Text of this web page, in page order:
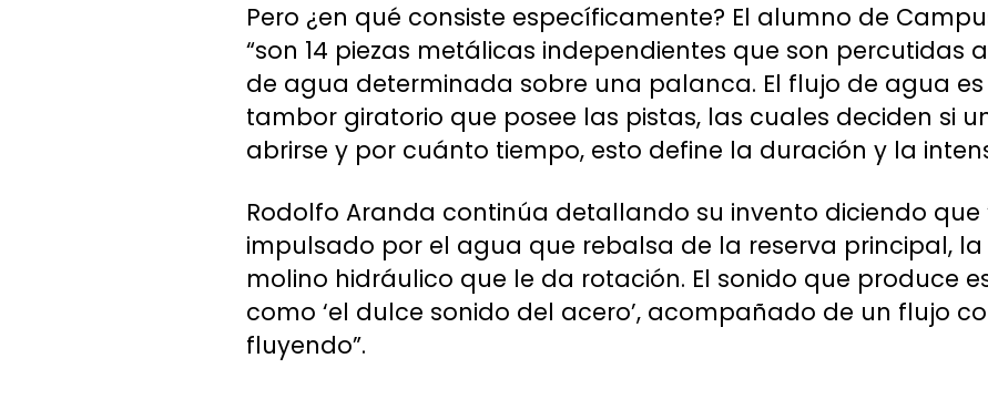
Pero ¿en qué consiste específicamente? El alumno de
“son 14 piezas metálicas independientes que son percutidas
de agua determinada sobre una palanca. El flujo de agua
tambor giratorio que posee las pistas, las cuales deciden si
abrirse y por cuánto tiempo, esto define la duración y la
Rodolfo Aranda continúa detallando su invento diciendo que
impulsado por el agua que rebalsa de la reserva principal,
molino hidráulico que le da rotación. El sonido que produce
como ‘el dulce sonido del acero’, acompañado de un flujo
fluyendo”.